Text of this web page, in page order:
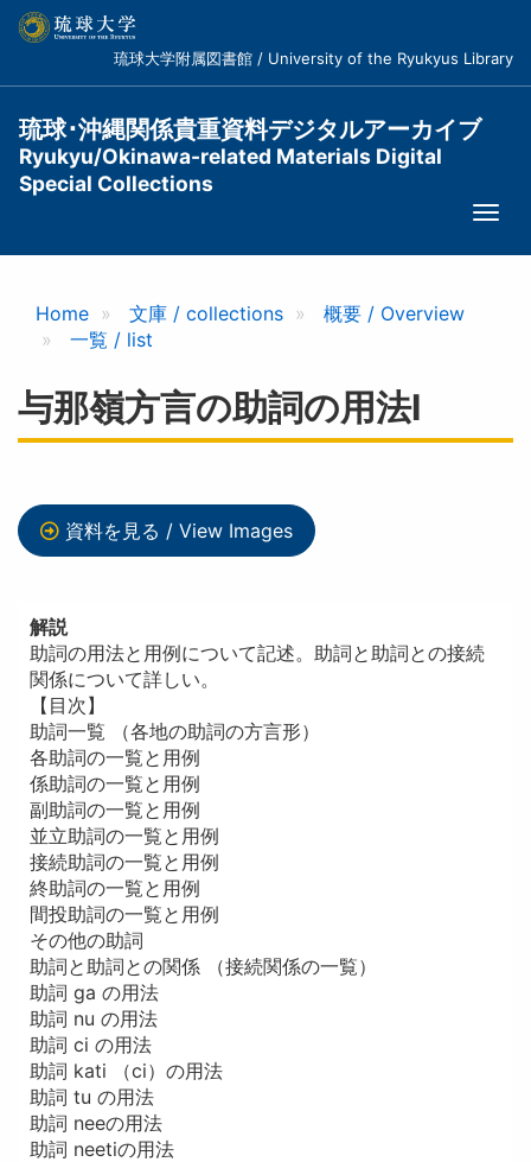
コ
琉球大学附属図書館 / University of the Ryukyus Library
琉球･沖縄関係貴重資料デジタルアーカイブ
Ryukyu/Okinawa-related Materials Digital
Special Collections
Home 文庫 / collections
概要 / Overview
一覧 / list
与那嶺方言の助詞の用法I
資料を見る / View Images
解説
助詞の用法と用例について記述。助詞と助詞との接続
関係について詳しい。
【目次】
助詞一覧 （各地の助詞の方言形）
各助詞の一覧と用例
係助詞の一覧と用例
副助詞の一覧と用例
並立助詞の一覧と用例
接続助詞の一覧と用例
終助詞の一覧と用例
間投助詞の一覧と用例
その他の助詞
助詞と助詞との関係 （接続関係の一覧）
助詞 ga の用法
助詞 nu の用法
助詞 ci の用法
助詞 kati （ci）の用法
助詞 tu の用法
助詞 neeの用法
助詞 neetiの用法